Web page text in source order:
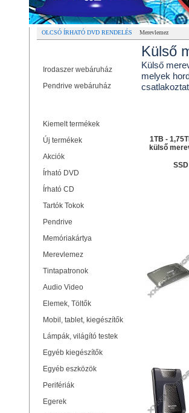
OLCSÓ ÍRHATÓ DVD RENDELÉS Merevlemez
Irodaszer webáruház
Pendrive webáruház
Kiemelt termékek
Új termékek
Akciók
Írható DVD
Írható CD
Tartók Tokok
Pendrive
Memóriakártya
Merevlemez
Tintapatronok
Audio Video
Elemek, Töltők
Mobil, tablet, kiegészítők
Lámpák, világító testek
Egyéb kiegészítők
Egyéb eszközök
Perifériák
Egerek
Külső
Külső
melyek
1TB -
külső
SSD